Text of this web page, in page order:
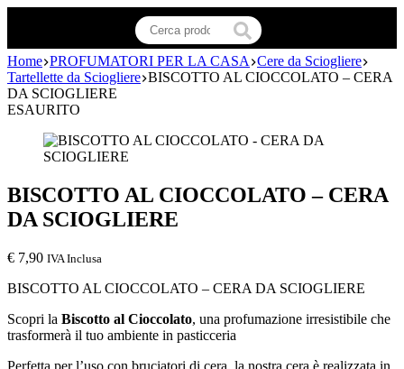
Home PROFUMATORI PER LA CASA Cere da Sciogliere
Tartellette da Sciogliere BISCOTTO AL CIOCCOLATO – CERA
DA SCIOGLIERE
ESAURITO
BISCOTTO AL CIOCCOLATO – CERA
DA SCIOGLIERE
€ 7,90 IVA Inclusa
BISCOTTO AL CIOCCOLATO – CERA DA SCIOGLIERE
Scopri la Biscotto al Cioccolato, una profumazione irresistibile che
trasformerà il tuo ambiente in pasticceria
Perfetta per l’uso con bruciatori di cera, la nostra cera è realizzata in